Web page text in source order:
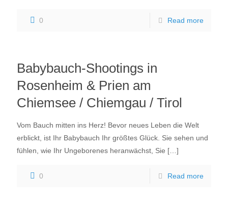
0 Read more
Babybauch-Shootings in
Rosenheim & Prien am
Chiemsee / Chiemgau / Tirol
Vom Bauch mitten ins Herz! Bevor neues Leben die Welt
erblickt, ist Ihr Babybauch Ihr größtes Glück. Sie sehen und
fühlen, wie Ihr Ungeborenes heranwächst, Sie […]
0 Read more